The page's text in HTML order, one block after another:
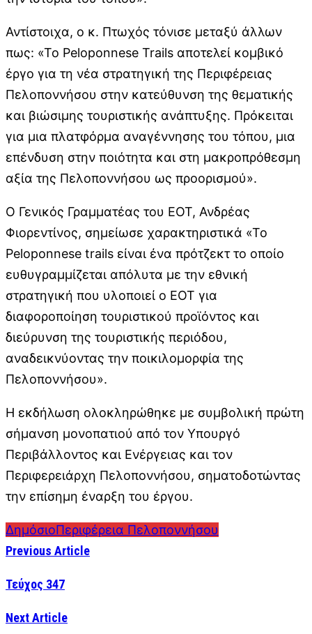
Αντίστοιχα, ο κ. Πτωχός τόνισε μεταξύ άλλων
πως: «Το Peloponnese Trails αποτελεί κομβικό
έργο για τη νέα στρατηγική της Περιφέρειας
Πελοποννήσου στην κατεύθυνση της θεματικής
και βιώσιμης τουριστικής ανάπτυξης. Πρόκειται
για μια πλατφόρμα αναγέννησης του τόπου, μια
επένδυση στην ποιότητα και στη μακροπρόθεσμη
αξία της Πελοποννήσου ως προορισμού».
O Γενικός Γραμματέας του ΕΟΤ, Ανδρέας
Φιορεντίνος, σημείωσε χαρακτηριστικά «Το
Peloponnese trails είναι ένα πρότζεκτ το οποίο
ευθυγραμμίζεται απόλυτα με την εθνική
στρατηγική που υλοποιεί ο ΕΟΤ για
διαφοροποίηση τουριστικού προϊόντος και
διεύρυνση της τουριστικής περιόδου,
αναδεικνύοντας την ποικιλομορφία της
Πελοποννήσου».
Η εκδήλωση ολοκληρώθηκε με συμβολική πρώτη
σήμανση μονοπατιού από τον Υπουργό
Περιβάλλοντος και Ενέργειας και τον
Περιφερειάρχη Πελοποννήσου, σηματοδοτώντας
την επίσημη έναρξη του έργου.
ΔημόσιοΠεριφέρεια Πελοποννήσου
Previous Article
Τεύχος 347
Next Article